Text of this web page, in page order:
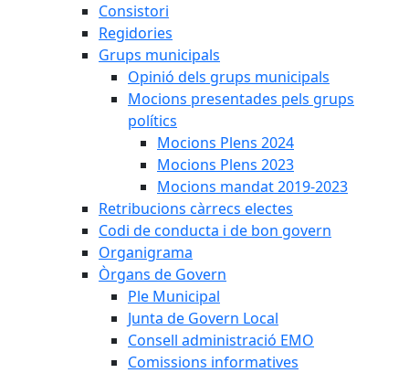
Consistori
Regidories
Grups municipals
Opinió dels grups municipals
Mocions presentades pels grups
polítics
Mocions Plens 2024
Mocions Plens 2023
Mocions mandat 2019-2023
Retribucions càrrecs electes
Codi de conducta i de bon govern
Organigrama
Òrgans de Govern
Ple Municipal
Junta de Govern Local
Consell administració EMO
Comissions informatives